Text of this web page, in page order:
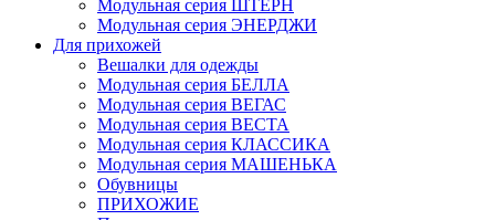
Модульная серия ШТЕРН
Модульная серия ЭНЕРДЖИ
Для прихожей
Вешалки для одежды
Модульная серия БЕЛЛА
Модульная серия ВЕГАС
Модульная серия ВЕСТА
Модульная серия КЛАССИКА
Модульная серия МАШЕНЬКА
Обувницы
ПРИХОЖИЕ